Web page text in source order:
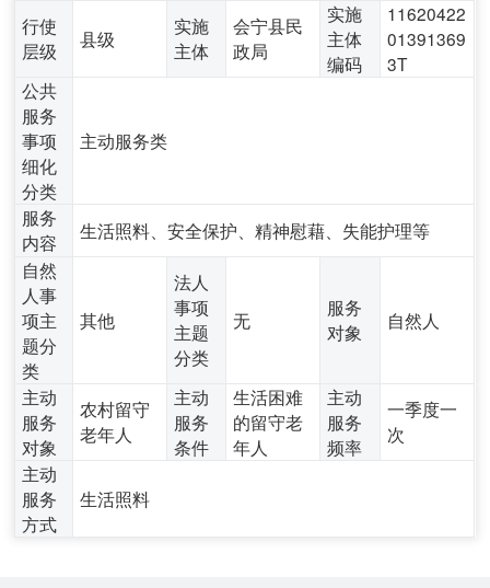
行使
层级
县级
实施
主体
会宁县民
政局
实施
主体
编码
11620422
01391369
3T
公共
服务
事项
细化
分类
主动服务类
服务
内容
生活照料、安全保护、精神慰藉、失能护理等
自然
人事
项主
题分
类
其他
法人
事项
主题
分类
无
服务
对象
自然人
主动
服务
对象
农村留守
老年人
主动
服务
条件
生活困难
的留守老
年人
主动
服务
频率
一季度一
次
主动
服务
方式
生活照料